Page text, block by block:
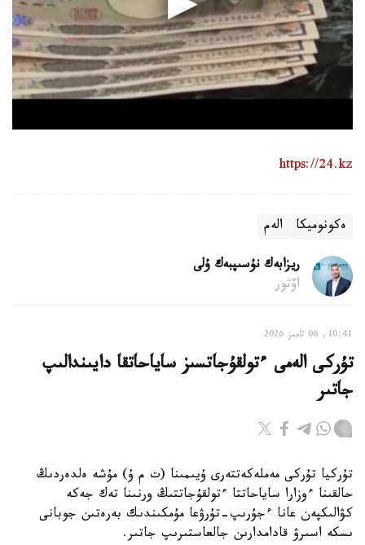
https://24.kz
ەكونوميكا الەم
ريزابەك نۇسىپبەك ۇلى
اۆتور
10:41, 06 تامىز 2026
تۇركى الەمى ءتولقۇجاتسىز ساياحاتقا دايىندالىپ
جاتىر
تۇركيا تۇركى مەملەكەتتەرى ۇيىمىنا (ت م ۇ) مۇشە ەلدەردىڭ
حالقىنا ءوزارا ساياحاتتا ءتولقۇجاتتىڭ ورنىنا تەك جەكە
كۋالىكپەن عانا ءجۇرىپ-تۇرۋعا مۇمكىندىك بەرەتىن جوبانى
ىسكە اسىرۋ قادامدارىن جالعاستىرىپ جاتىر.